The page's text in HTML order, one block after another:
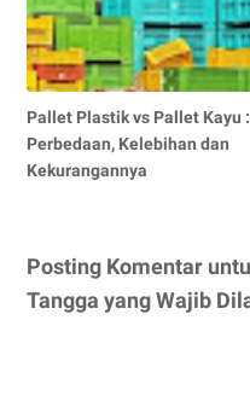
Pallet Plastik vs Pallet Kayu :
Perbedaan, Kelebihan dan
Kekurangannya
Posting Komentar
Tangga yang Wajib